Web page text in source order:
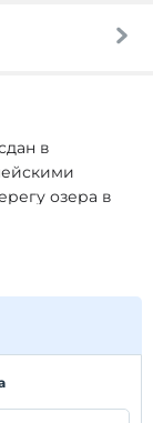
в
озера в
для
кровать +
месте и